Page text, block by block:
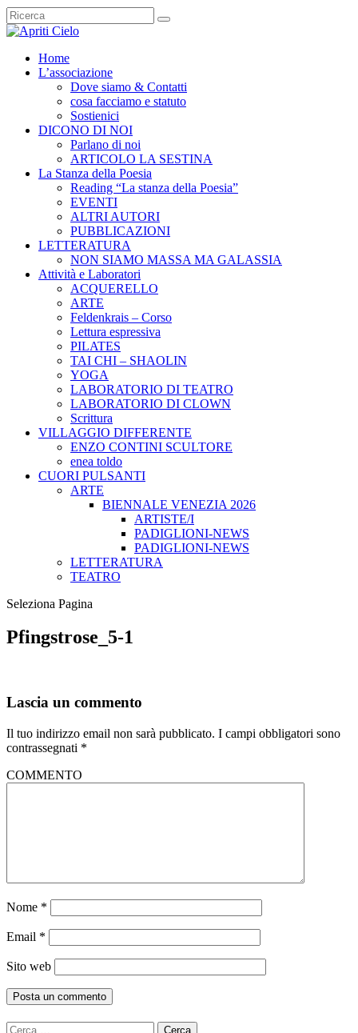
Home
L’associazione
Dove siamo & Contatti
cosa facciamo e statuto
Sostienici
DICONO DI NOI
Parlano di noi
ARTICOLO LA SESTINA
La Stanza della Poesia
Reading “La stanza della Poesia”
EVENTI
ALTRI AUTORI
PUBBLICAZIONI
LETTERATURA
NON SIAMO MASSA MA GALASSIA
Attività e Laboratori
ACQUERELLO
ARTE
Feldenkrais – Corso
Lettura espressiva
PILATES
TAI CHI – SHAOLIN
YOGA
LABORATORIO DI TEATRO
LABORATORIO DI CLOWN
Scrittura
VILLAGGIO DIFFERENTE
ENZO CONTINI SCULTORE
enea toldo
CUORI PULSANTI
ARTE
BIENNALE VENEZIA 2026
ARTISTE/I
PADIGLIONI-NEWS
PADIGLIONI-NEWS
LETTERATURA
TEATRO
Seleziona Pagina
Pfingstrose_5-1
Lascia un commento
Il tuo indirizzo email non sarà pubblicato. I campi obbligatori sono
contrassegnati *
COMMENTO
Nome *
Email *
Sito web
Ricerca